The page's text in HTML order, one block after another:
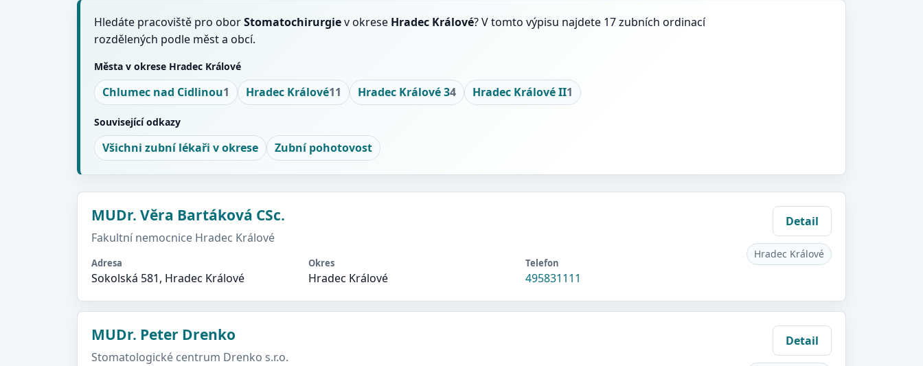
Hledáte pracoviště pro oborStomatochirurgiev okrese Hradec Králové? V tomto výpisu najdete 17 zubních ordinací
rozdělených podle měst a obcí.
Města v okrese Hradec Králové
Chlumec nad Cidlinou1 Hradec Králové11 Hradec Králové 34 Hradec Králové II1
Související odkazy
Všichni zubní lékaři v okrese Zubní pohotovost
MUDr. Věra Bartáková CSc.
Fakultní nemocnice Hradec Králové
Adresa
Sokolská 581, Hradec Králové
Okres
Hradec Králové
Telefon
495831111
Detail
Hradec Králové
MUDr. Peter Drenko
Stomatologické centrum Drenko s.r.o.
Detail